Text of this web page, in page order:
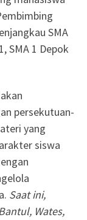
SMA
SMA 1 Depok
persekutuan-
yang
siswa
Saat ini,
Wates,